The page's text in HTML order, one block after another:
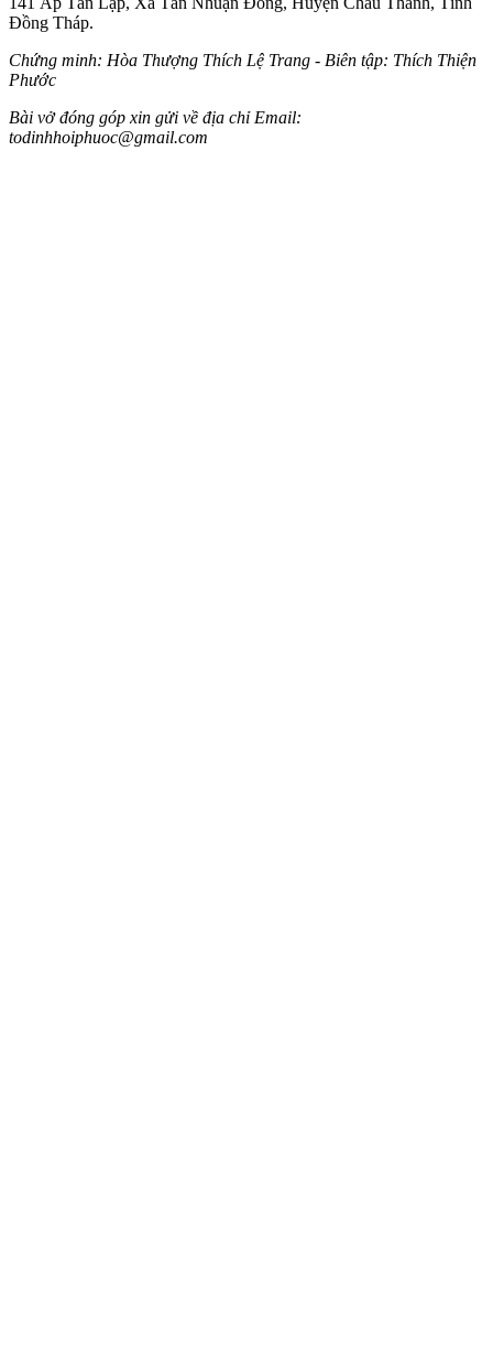
Đồng Tháp.
Chứng minh: Hòa Thượng Thích Lệ Trang - Biên tập: Thích Thiện
Phước
Bài vở đóng góp xin gửi về địa chỉ Email:
todinhhoiphuoc@gmail.com